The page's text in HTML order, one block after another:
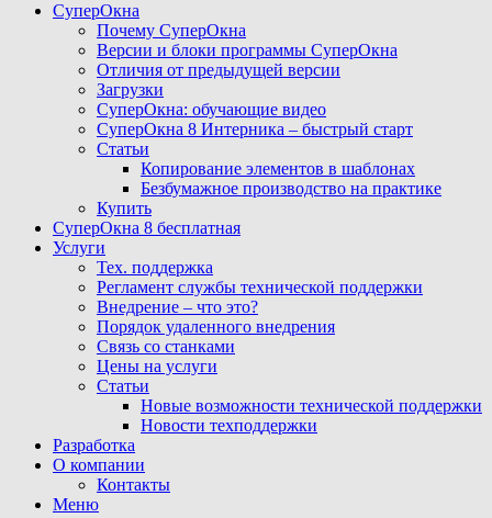
СуперОкна
Почему СуперОкна
Версии и блоки программы СуперОкна
Отличия от предыдущей версии
Загрузки
СуперОкна: обучающие видео
СуперОкна 8 Интерника – быстрый старт
Статьи
Копирование элементов в шаблонах
Безбумажное производство на практике
Купить
СуперОкна 8 бесплатная
Услуги
Тех. поддержка
Регламент службы технической поддержки
Внедрение – что это?
Порядок удаленного внедрения
Связь со станками
Цены на услуги
Статьи
Новые возможности технической поддержки
Новости техподдержки
Разработка
О компании
Контакты
Меню